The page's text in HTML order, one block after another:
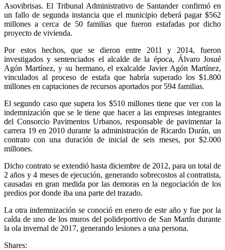
Asovibrisas. El Tribunal Administrativo de Santander confirmó en
un fallo de segunda instancia que el municipio deberá pagar $562
millones a cerca de 50 familias que fueron estafadas por dicho
proyecto de vivienda.
Por estos hechos, que se dieron entre 2011 y 2014, fueron
investigados y sentenciados el alcalde de la época, Álvaro Josué
Agón Martínez, y su hermano, el exalcalde Javier Agón Martínez,
vinculados al proceso de estafa que habría superado los $1.800
millones en captaciones de recursos aportados por 594 familias.
El segundo caso que supera los $510 millones tiene que ver con la
indemnización que se le tiene que hacer a las empresas integrantes
del Consorcio Pavimentos Urbanos, responsable de pavimentar la
carrera 19 en 2010 durante la administración de Ricardo Durán, un
contrato con una duración de inicial de seis meses, por $2.000
millones.
Dicho contrato se extendió hasta diciembre de 2012, para un total de
2 años y 4 meses de ejecución, generando sobrecostos al contratista,
causadas en gran medida por las demoras en la negociación de los
predios por donde iba una parte del trazado.
La otra indemnización se conoció en enero de este año y fue por la
caída de uno de los muros del polideportivo de San Martín durante
la ola invernal de 2017, generando lesiones a una persona.
Shares: